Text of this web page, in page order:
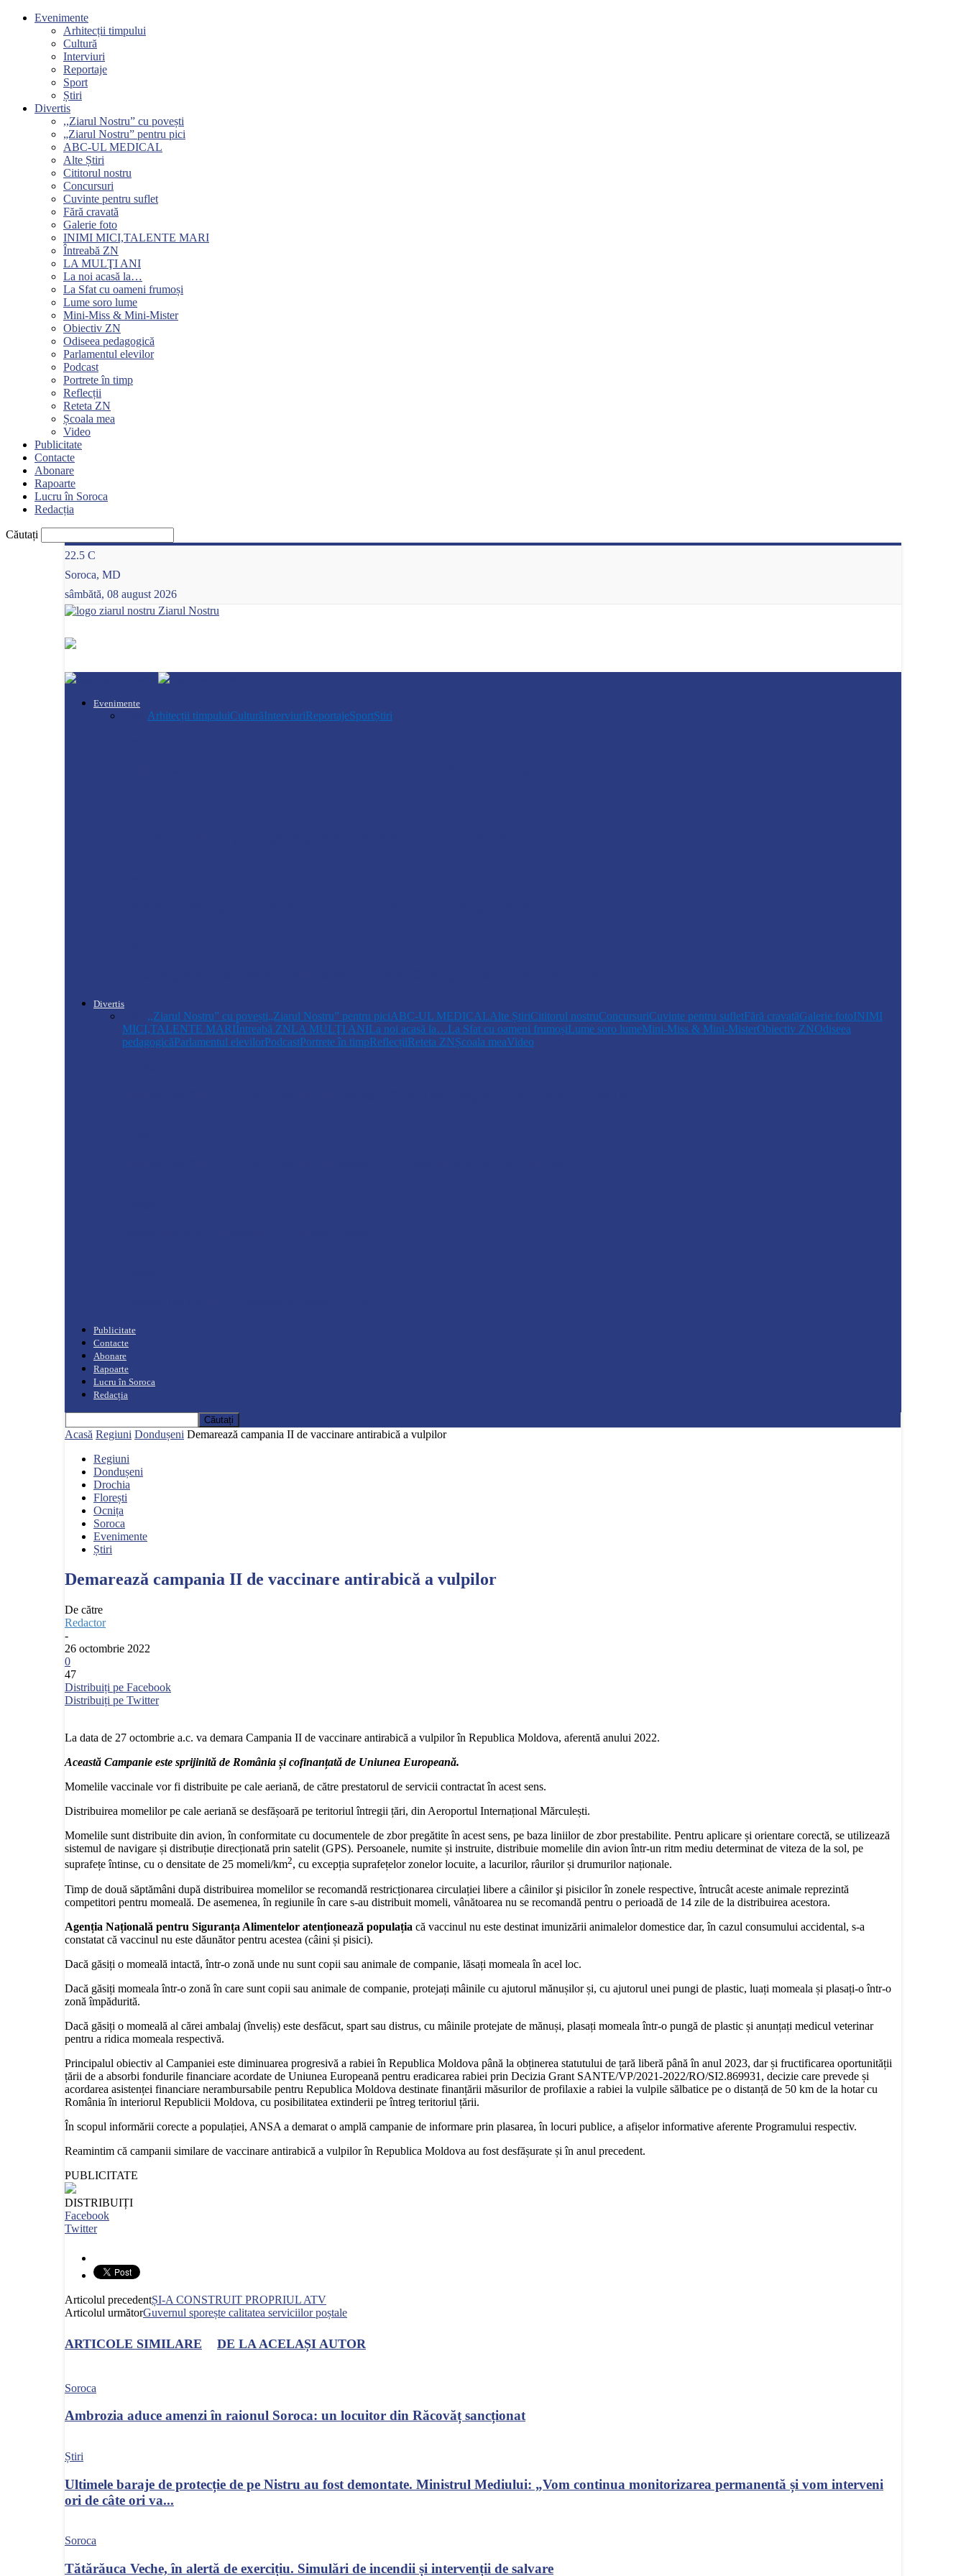
Evenimente
Arhitecții timpului
Cultură
Interviuri
Reportaje
Sport
Știri
Divertis
,,Ziarul Nostru” cu povești
„Ziarul Nostru” pentru pici
ABC-UL MEDICAL
Alte Știri
Cititorul nostru
Concursuri
Cuvinte pentru suflet
Fără cravată
Galerie foto
INIMI MICI,TALENTE MARI
Întreabă ZN
LA MULŢI ANI
La noi acasă la…
La Sfat cu oameni frumoși
Lume soro lume
Mini-Miss & Mini-Mister
Obiectiv ZN
Odiseea pedagogică
Parlamentul elevilor
Podcast
Portrete în timp
Reflecții
Reteta ZN
Școala mea
Video
Publicitate
Contacte
Abonare
Rapoarte
Lucru în Soroca
Redacția
Căutați
22.5 C
Soroca, MD
sâmbătă, 08 august 2026
Ziarul Nostru
Evenimente
Arhitecții timpuluiCulturăInterviuriReportajeSportȘtiri
Divertis
,,Ziarul Nostru” cu povești„Ziarul Nostru” pentru piciABC-UL MEDICALAlte ȘtiriCititorul nostruConcursuriCuvinte pentru sufletFără cravatăGalerie fotoINIMI
MICI,TALENTE MARIÎntreabă ZNLA MULŢI ANILa noi acasă la…La Sfat cu oameni frumoșiLume soro lumeMini-Miss & Mini-MisterObiectiv ZNOdiseea
pedagogicăParlamentul elevilorPodcastPortrete în timpReflecțiiReteta ZNȘcoala meaVideo
Publicitate
Contacte
Abonare
Rapoarte
Lucru în Soroca
Redacția
Acasă Regiuni Dondușeni Demarează campania II de vaccinare antirabică a vulpilor
Regiuni
Dondușeni
Drochia
Florești
Ocnița
Soroca
Evenimente
Știri
Demarează campania II de vaccinare antirabică a vulpilor
De către
Redactor
-
26 octombrie 2022
0
47
Distribuiți pe Facebook
Distribuiți pe Twitter
La data de 27 octombrie a.c. va demara Campania II de vaccinare antirabică a vulpilor în Republica Moldova, aferentă anului 2022.
Această Campanie este sprijinită de România și cofinanțată de Uniunea Europeană.
Momelile vaccinale vor fi distribuite pe cale aeriană, de către prestatorul de servicii contractat în acest sens.
Distribuirea momelilor pe cale aeriană se desfășoară pe teritoriul întregii țări, din Aeroportul Internațional Mărculești.
Momelile sunt distribuite din avion, în conformitate cu documentele de zbor pregătite în acest sens, pe baza liniilor de zbor prestabilite. Pentru aplicare și orientare corectă, se utilizează
sistemul de navigare și distribuție direcționată prin satelit (GPS). Persoanele, numite și instruite, distribuie momelile din avion într-un ritm mediu determinat de viteza de la sol, pe
suprafețe întinse, cu o densitate de 25 momeli/km2, cu excepția suprafețelor zonelor locuite, a lacurilor, râurilor și drumurilor naționale.
Timp de două săptămâni după distribuirea momelilor se recomandă restricționarea circulației libere a câinilor şi pisicilor în zonele respective, întrucât aceste animale reprezintă
competitori pentru momeală. De asemenea, în regiunile în care s-au distribuit momeli, vânătoarea nu se recomandă pentru o perioadă de 14 zile de la distribuirea acestora.
Agenția Națională pentru Siguranța Alimentelor atenționează populația că vaccinul nu este destinat imunizării animalelor domestice dar, în cazul consumului accidental, s-a
constatat că vaccinul nu este dăunător pentru acestea (câini și pisici).
Dacă găsiți o momeală intactă, într-o zonă unde nu sunt copii sau animale de companie, lăsați momeala în acel loc.
Dacă găsiți momeala într-o zonă în care sunt copii sau animale de companie, protejați mâinile cu ajutorul mănușilor și, cu ajutorul unei pungi de plastic, luați momeala și plasați-o într-o
zonă împădurită.
Dacă găsiți o momeală al cărei ambalaj (înveliș) este desfăcut, spart sau distrus, cu mâinile protejate de mănuși, plasați momeala într-o pungă de plastic și anunțați medicul veterinar
pentru a ridica momeala respectivă.
Principalul obiectiv al Campaniei este diminuarea progresivă a rabiei în Republica Moldova până la obținerea statutului de țară liberă până în anul 2023, dar și fructificarea oportunității
țării de a absorbi fondurile financiare acordate de Uniunea Europeană pentru eradicarea rabiei prin Decizia Grant SANTE/VP/2021-2022/RO/SI2.869931, decizie care prevede și
acordarea asistenței financiare nerambursabile pentru Republica Moldova destinate finanțării măsurilor de profilaxie a rabiei la vulpile sălbatice pe o distanță de 50 km de la hotar cu
România în interiorul Republicii Moldova, cu posibilitatea extinderii pe întreg teritoriul țării.
În scopul informării corecte a populației, ANSA a demarat o amplă campanie de informare prin plasarea, în locuri publice, a afișelor informative aferente Programului respectiv.
Reamintim că campanii similare de vaccinare antirabică a vulpilor în Republica Moldova au fost desfășurate și în anul precedent.
PUBLICITATE
DISTRIBUIȚI
Facebook
Twitter
Articolul precedentȘI-A CONSTRUIT PROPRIUL ATV
Articolul următorGuvernul sporește calitatea serviciilor poștale
ARTICOLE SIMILARE DE LA ACELAȘI AUTOR
Soroca
Ambrozia aduce amenzi în raionul Soroca: un locuitor din Răcovăț sancționat
Știri
Ultimele baraje de protecție de pe Nistru au fost demontate. Ministrul Mediului: „Vom continua monitorizarea permanentă și vom interveni
ori de câte ori va...
Soroca
Tătărăuca Veche, în alertă de exercițiu. Simulări de incendii și intervenții de salvare